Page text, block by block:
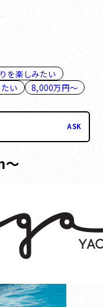
を楽しみたい
い
8,000万円～
ASK
～